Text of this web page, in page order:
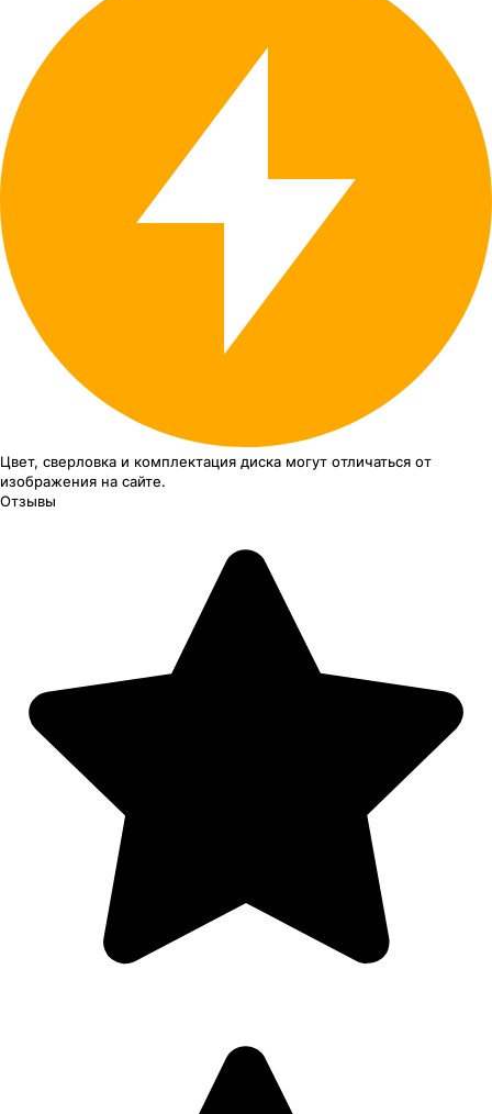
Цвет, сверловка и комплектация диска могут отличаться от
изображения на сайте.
Отзывы